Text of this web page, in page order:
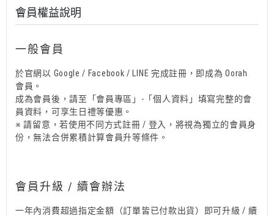
會員權益說明
一般會員
於官網以 Google / Facebook / LINE 完成註冊，即成為 Oorah
會員。
成為會員後，請至「會員專區」-「個人資料」填寫完整的會
員資料，可享生日禮等優惠。
※ 請留意，若使用不同方式註冊 / 登入，將視為獨立的會員身
份，無法合併累積計算會員升等條件。
會員升級 / 續會辦法
一年內消費超過指定金額 （訂單皆已付款出貨）
即可升級 / 續